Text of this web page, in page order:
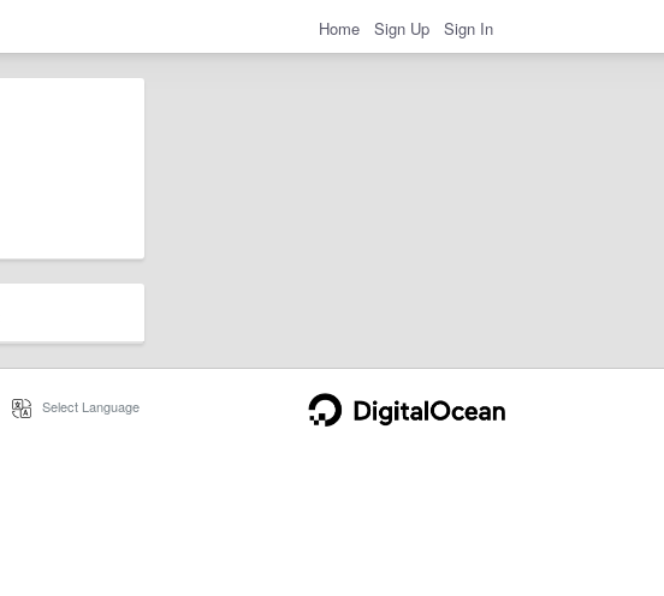
Home Sign Up Sign In
Select Language